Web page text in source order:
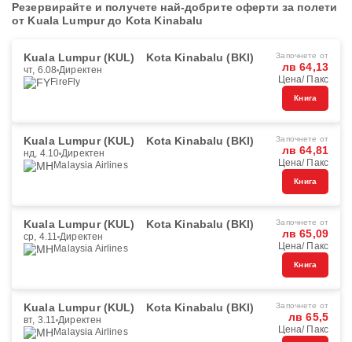
Резервирайте и получете най-добрите оферти за полети
от Kuala Lumpur до Kota Kinabalu
Kuala Lumpur (KUL) Kota Kinabalu (BKI)
чт, 6.08 Директен
FireFly
Започнете от
лв 64,13
Цена/ Пакс
Книга
Kuala Lumpur (KUL) Kota Kinabalu (BKI)
нд, 4.10 Директен
Malaysia Airlines
Започнете от
лв 64,81
Цена/ Пакс
Книга
Kuala Lumpur (KUL) Kota Kinabalu (BKI)
ср, 4.11 Директен
Malaysia Airlines
Започнете от
лв 65,09
Цена/ Пакс
Книга
Kuala Lumpur (KUL) Kota Kinabalu (BKI)
вт, 3.11 Директен
Malaysia Airlines
Започнете от
лв 65,5
Цена/ Пакс